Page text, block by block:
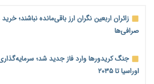
زائران اربعین نگران ارز باقی‌مانده نباشند؛
صرافی‌ها
اوراسیا تا ۲۰۳۵